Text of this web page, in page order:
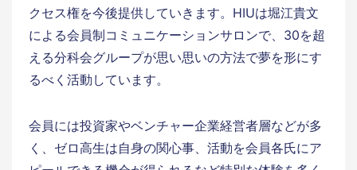
クセス権を今後提供していきます。HIUは堀江貴文
による会員制コミュニケーションサロンで、30を超
える分科会グループが思い思いの方法で夢を形にす
るべく活動しています。
会員には投資家やベンチャー企業経営者層などが多
く、ゼロ高生は自身の関心事、活動を会員各氏にア